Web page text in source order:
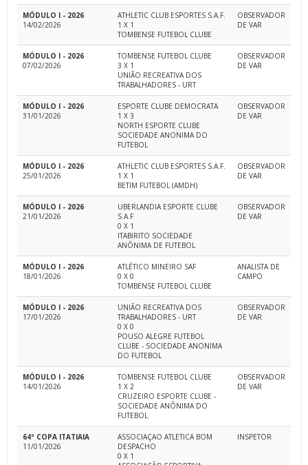
MÓDULO I - 2026
14/02/2026
ATHLETIC CLUB ESPORTES S.A.F.
1 X 1
TOMBENSE FUTEBOL CLUBE
OBSERVADOR
DE VAR
MÓDULO I - 2026
07/02/2026
TOMBENSE FUTEBOL CLUBE
3 X 1
UNIÃO RECREATIVA DOS
TRABALHADORES - URT
OBSERVADOR
DE VAR
MÓDULO I - 2026
31/01/2026
ESPORTE CLUBE DEMOCRATA
1 X 3
NORTH ESPORTE CLUBE
SOCIEDADE ANONIMA DO
FUTEBOL
OBSERVADOR
DE VAR
MÓDULO I - 2026
25/01/2026
ATHLETIC CLUB ESPORTES S.A.F.
1 X 1
BETIM FUTEBOL (AMDH)
OBSERVADOR
DE VAR
MÓDULO I - 2026
21/01/2026
UBERLANDIA ESPORTE CLUBE
S.A.F
0 X 1
ITABIRITO SOCIEDADE
ANÔNIMA DE FUTEBOL
OBSERVADOR
DE VAR
MÓDULO I - 2026
18/01/2026
ATLÉTICO MINEIRO SAF
0 X 0
TOMBENSE FUTEBOL CLUBE
ANALISTA DE
CAMPO
MÓDULO I - 2026
17/01/2026
UNIÃO RECREATIVA DOS
TRABALHADORES - URT
0 X 0
POUSO ALEGRE FUTEBOL
CLUBE - SOCIEDADE ANONIMA
DO FUTEBOL
OBSERVADOR
DE VAR
MÓDULO I - 2026
14/01/2026
TOMBENSE FUTEBOL CLUBE
1 X 2
CRUZEIRO ESPORTE CLUBE -
SOCIEDADE ANÔNIMA DO
FUTEBOL
OBSERVADOR
DE VAR
64ª COPA ITATIAIA
11/01/2026
ASSOCIAÇAO ATLETICA BOM
DESPACHO
0 X 1
INSPETOR